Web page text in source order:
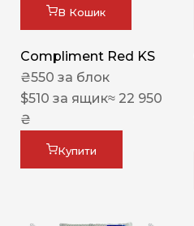
В Кошик
Compliment Red KS
₴550 за блок
$510 за ящик≈ 22 950
₴
Купити